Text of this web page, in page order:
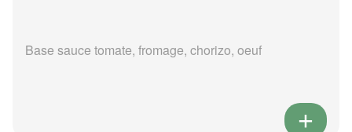
Base sauce tomate, fromage, chorizo, oeuf